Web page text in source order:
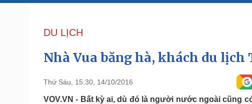
Đảng
Tổ chức nhân sự
Nhận diện sự thật
Dấu ấn VOV
Pháp luật
Quân sự - Quốc phòng
DU LỊCH
Nhà Vua băng hà, khách du
Thứ Sáu, 15:30, 14/10/2016
VOV.VN - Bất kỳ ai, dù đó là người nước ngoài cũng